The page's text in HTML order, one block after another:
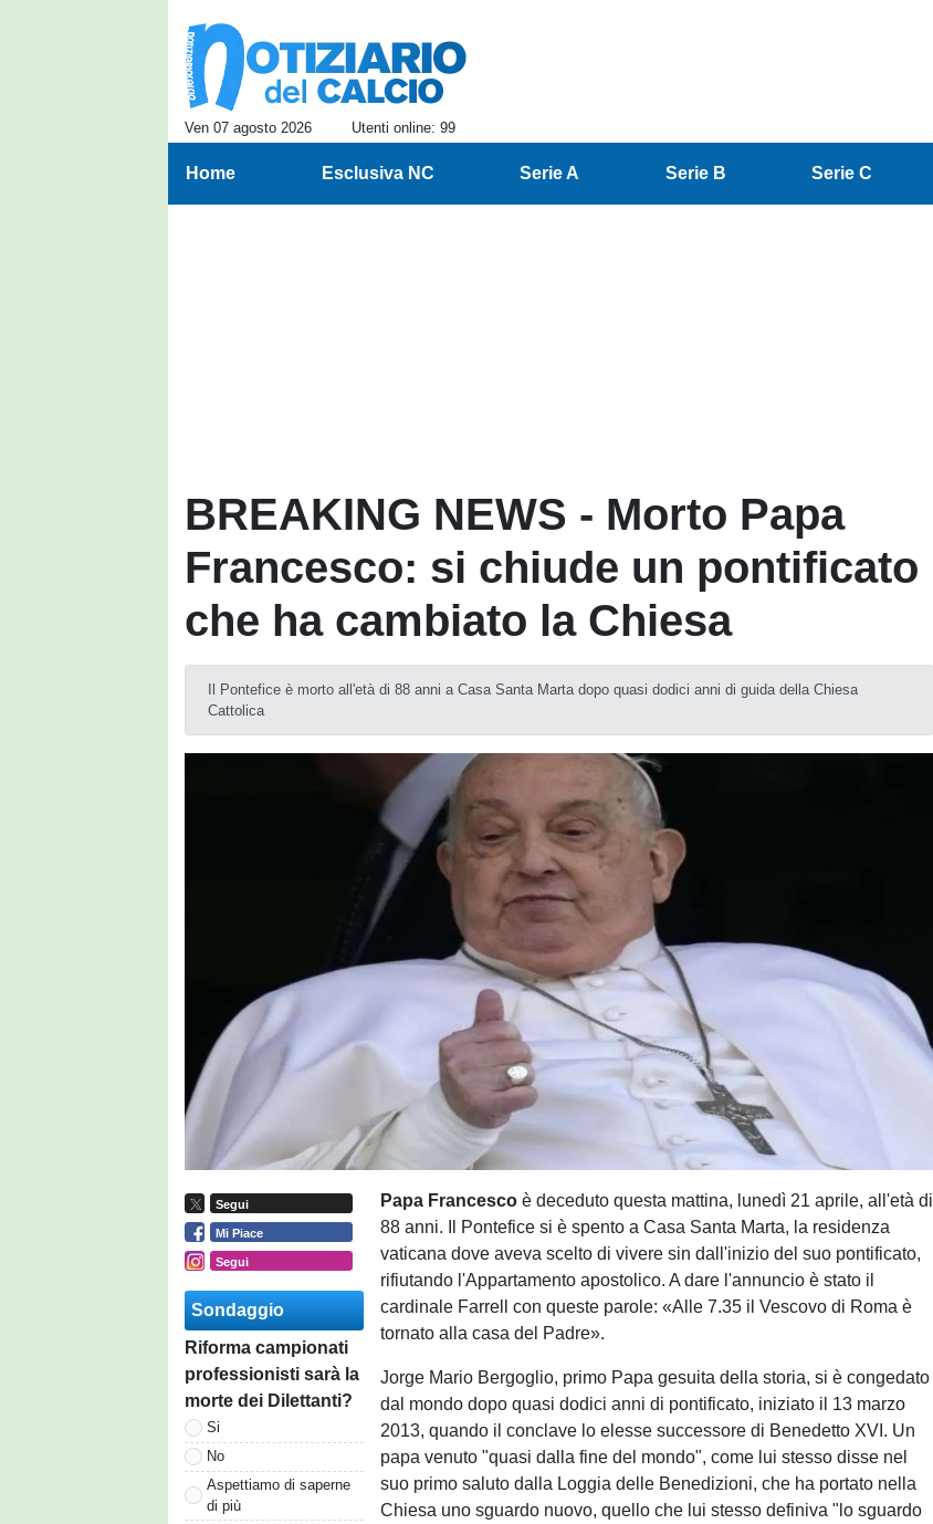
Ven 07 agosto 2026 Utenti online: 99
Home Esclusiva NC Serie A Serie B Serie C
BREAKING NEWS - Morto Papa
Francesco: si chiude un pontificato
che ha cambiato la Chiesa
Il Pontefice è morto all'età di 88 anni a Casa Santa Marta dopo quasi dodici anni di guida della Chiesa
Cattolica
Segui
Mi Piace
Segui
Sondaggio
Riforma campionati
professionisti sarà la
morte dei Dilettanti?
Si
No
Aspettiamo di saperne
di più
Papa Francesco è deceduto questa mattina, lunedì 21 aprile, all'età di
88 anni. Il Pontefice si è spento a Casa Santa Marta, la residenza
vaticana dove aveva scelto di vivere sin dall'inizio del suo pontificato,
rifiutando l'Appartamento apostolico. A dare l'annuncio è stato il
cardinale Farrell con queste parole: «Alle 7.35 il Vescovo di Roma è
tornato alla casa del Padre».
Jorge Mario Bergoglio, primo Papa gesuita della storia, si è congedato
dal mondo dopo quasi dodici anni di pontificato, iniziato il 13 marzo
2013, quando il conclave lo elesse successore di Benedetto XVI. Un
papa venuto "quasi dalla fine del mondo", come lui stesso disse nel
suo primo saluto dalla Loggia delle Benedizioni, che ha portato nella
Chiesa uno sguardo nuovo, quello che lui stesso definiva "lo sguardo